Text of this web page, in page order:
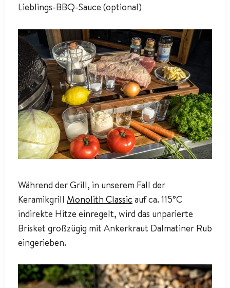
Lieblings-BBQ-Sauce (optional)
Während der Grill, in unserem Fall der
Keramikgrill Monolith Classic auf ca. 115°C
indirekte Hitze einregelt, wird das unparierte
Brisket großzügig mit Ankerkraut Dalmatiner Rub
eingerieben.